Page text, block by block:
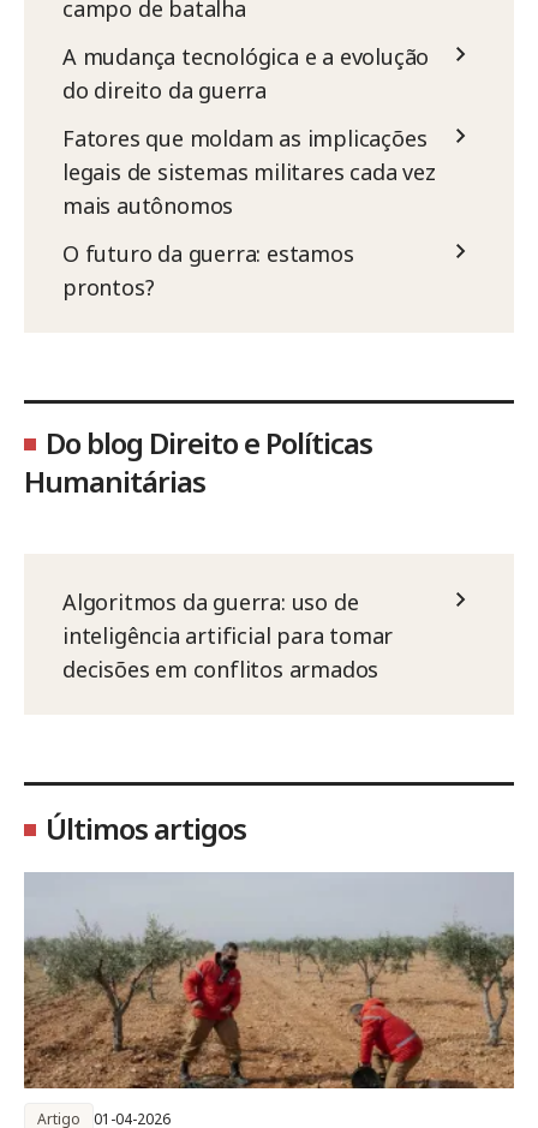
campo de batalha
A mudança tecnológica e a evolução
do direito da guerra
Fatores que moldam as implicações
legais de sistemas militares cada vez
mais autônomos
O futuro da guerra: estamos
prontos?
Do blog Direito e Políticas
Humanitárias
Algoritmos da guerra: uso de
inteligência artificial para tomar
decisões em conflitos armados
Últimos artigos
Artigo 01-04-2026